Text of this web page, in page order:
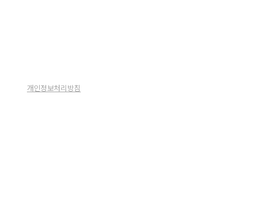
개인정보처리방침